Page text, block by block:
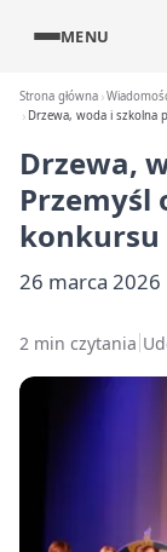
MENU
Strona główna
Drzewa, woda i szkolna
Drzewa,
Przemyśl
konkursu
26 marca 2026
2 min czytania